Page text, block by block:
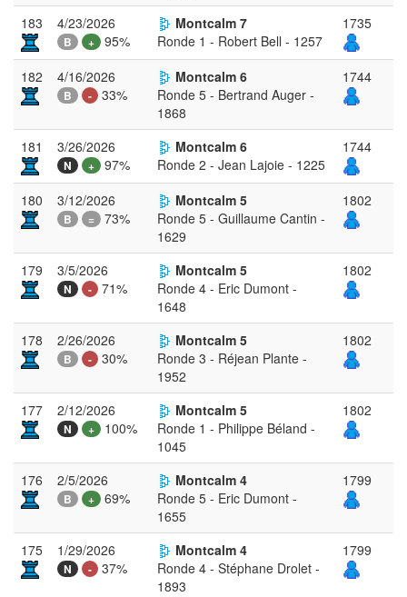
183 4/23/2026
B + 95%
Montcalm 7
Ronde 1 - Robert Bell - 1257
1735
182 4/16/2026
B - 33%
Montcalm 6
Ronde 5 - Bertrand Auger -
1868
1744
181 3/26/2026
N + 97%
Montcalm 6
Ronde 2 - Jean Lajoie - 1225
1744
180 3/12/2026
B = 73%
Montcalm 5
Ronde 5 - Guillaume Cantin -
1629
1802
179 3/5/2026
N - 71%
Montcalm 5
Ronde 4 - Eric Dumont -
1648
1802
178 2/26/2026
B - 30%
Montcalm 5
Ronde 3 - Réjean Plante -
1952
1802
177 2/12/2026
N + 100%
Montcalm 5
Ronde 1 - Philippe Béland -
1045
1802
176 2/5/2026
B + 69%
Montcalm 4
Ronde 5 - Eric Dumont -
1655
1799
175 1/29/2026
N - 37%
Montcalm 4
Ronde 4 - Stéphane Drolet -
1893
1799